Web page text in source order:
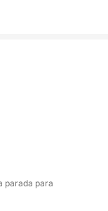
parte
de
águas
e
do barco.
a garantir
parada para